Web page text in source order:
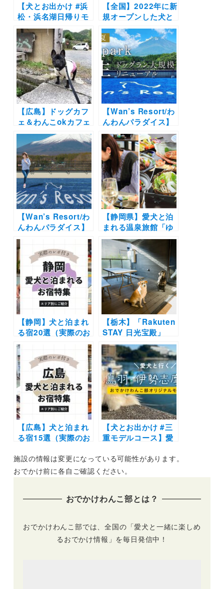
【犬とお出かけ #浜
松・浜名湖日帰りモ
デルコース】ペット
可の遊覧船やインス
タ映え抜群のあの話
題のスポットも！浜
名湖遊覧クルーズ～
ぬくもりの森～
REANDY～浜名湖わ
んわんパラダイスホ
テル～大草山展望台
【全国】2022年に新
規オープンした犬と
泊まれる宿・ホテ
ル・グランピング・
ヴィラ大特集！わん
こ用お風呂やドッグ
ラン併設のドッグフ
レンドリー施設を紹
介
【広島】ドッグカフ
ェ＆わんこokカフェ
19選 | 店内同伴でコ
ース料理や手打ちそ
ばにお好み焼きも！
海が見える絶景カフ
ェなど実際のおでか
けレポート写真付き
【Wan’s Resort/わ
んわんパラダイス】
ドッグランを大幅リ
ニューアルした
「dog park」が誕
生！各ホテルごとに
異なるデザイン＆コ
ンセプトのフォトブ
ースも新設
【Wan’s Resort/わ
んわんパラダイス】
今夏より各施設の屋
外ドッグランリニュ
ーアルが決定！サイ
ズ別ランを設置！フ
ォトジェニックな写
真が撮影できるスポ
ットも♩
【静岡県】愛犬と泊
まれる温泉旅館「ゆ
るり西伊豆」で最上
級コース付宿泊プラ
ン登場！最大2,200
円引き割引やワンド
リンク特典も
【静岡】犬と泊まれ
る宿20選（実際のお
でかけレポあり）エ
リア別に温泉やコテ
ージなど新施設や穴
場もご紹介
【栃木】「Rakuten
STAY 日光宝殿」
2022年4月1日オー
プン！ペット用設備
も充実のペットフレ
ンドリールーム8室
完備！無人運営の宿
泊施設
【広島】犬と泊まれ
る宿15選（実際のお
型犬OKやドッグラ
ン付きのコテージな
【犬とお出かけ #三
重モデルコース】愛
にプチ旅行！わんこ
店内okのレストラン
しよう！
施設の情報は変更になっている可能性があります。
おでかけ前に各自ご確認ください。
おでかけわんこ部とは？
おでかけわんこ部では、全国の「愛犬と一緒に楽しめ
るおでかけ情報」を毎日発信中！